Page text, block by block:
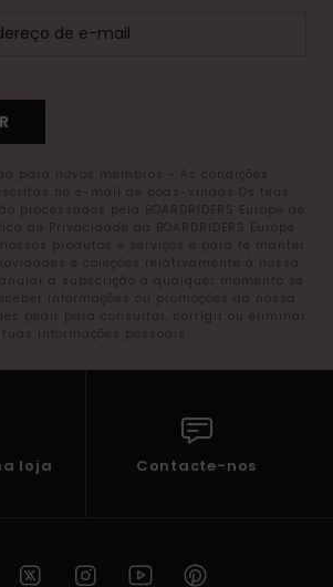
para novos membros - As condições
no e-mail de boas-vindas Os teus
processados pela BOARDRIDERS Europe de
de Privacidade da BOARDRIDERS Europe
produtos e serviços e para te manter
e coleções relativamente à nossa
anular a subscrição a qualquer momento se
informações ou promoções da nossa
pedir para consultar, corrigir ou eliminar
informações pessoais.
loja Contacte-nos